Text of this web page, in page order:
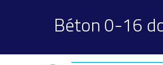
Béton 0-16